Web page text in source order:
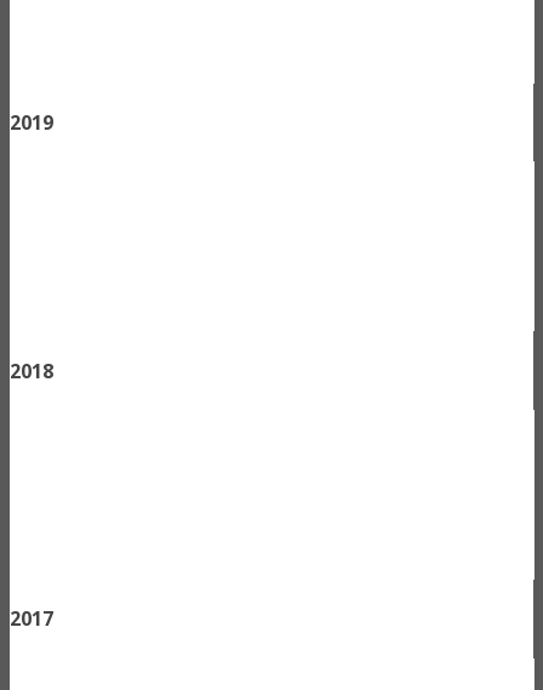
2019
2018
2017